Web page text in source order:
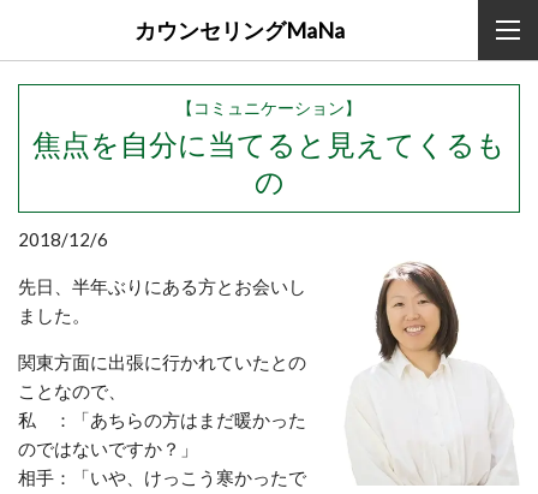
カウンセリングMaNa
【コミュニケーション】
焦点を自分に当てると見えてくるも
の
2018/12/6
先日、半年ぶりにある方とお会いし
ました。
関東方面に出張に行かれていたとの
ことなので、
私 ：「あちらの方はまだ暖かった
のではないですか？」
相手：「いや、けっこう寒かったで